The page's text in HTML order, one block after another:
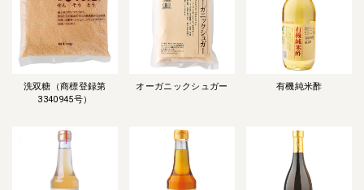
洗双糖（商標登録第
3340945号）
オーガニックシュガー 有機純米酢